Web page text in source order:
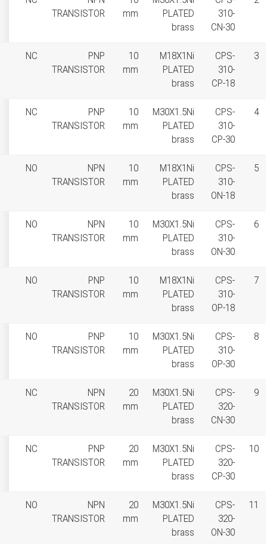
TRANSISTOR
10
PNP
TRANSISTOR
non flush
(unshielded)
مشاهده
10
PNP
TRANSISTOR
NC
flush(shielded)
مشاهده
10
NPN
TRANSISTOR
non flush
(unshielded)
مشاهده
10
NPN
TRANSISTOR
NO
flush(shielded)
مشاهده
10
PNP
TRANSISTOR
non flush
(unshielded)
مشاهده
10
PNP
TRANSISTOR
NO
flush(shielded)
مشاهده
20
NPN
TRANSISTOR
NC
non flush
(unshielded)
مشاهده
20
PNP
TRANSISTOR
NC
non flush
(unshielded)
مشاهده
20
NPN
TRANSISTOR
NO
non flush
(unshielded)
مشاهده